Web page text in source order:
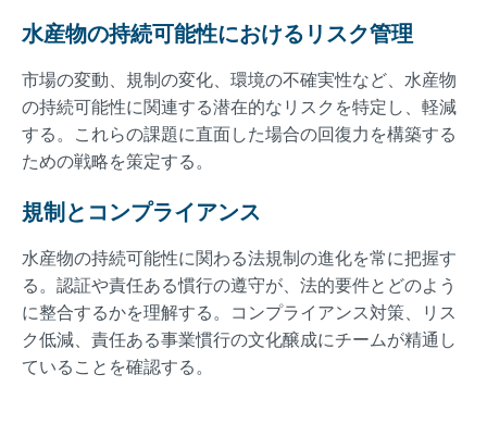
水産物の持続可能性におけるリスク管理
市場の変動、規制の変化、環境の不確実性など、水産物
の持続可能性に関連する潜在的なリスクを特定し、軽減
する。これらの課題に直面した場合の回復力を構築する
ための戦略を策定する。
規制とコンプライアンス
水産物の持続可能性に関わる法規制の進化を常に把握す
る。認証や責任ある慣行の遵守が、法的要件とどのよう
に整合するかを理解する。コンプライアンス対策、リス
ク低減、責任ある事業慣行の文化醸成にチームが精通し
ていることを確認する。